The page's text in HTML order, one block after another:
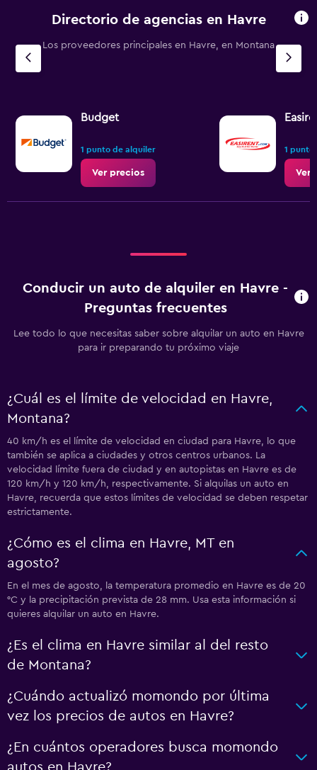
Directorio de agencias en Havre
Los proveedores principales en Havre, en Montana
Budget
1 punto de alquiler
Ver precios
1 punto
Ver
Conducir un auto de alquiler en Havre -
Preguntas frecuentes
Lee todo lo que necesitas saber sobre alquilar un auto en Havre
para ir preparando tu próximo viaje
¿Cuál es el límite de velocidad en Havre,
Montana?
40 km/h es el límite de velocidad en ciudad para Havre, lo que
también se aplica a ciudades y otros centros urbanos. La
velocidad límite fuera de ciudad y en autopistas en Havre es de
120 km/h y 120 km/h, respectivamente. Si alquilas un auto en
Havre, recuerda que estos límites de velocidad se deben respetar
estrictamente.
¿Cómo es el clima en Havre, MT en
agosto?
En el mes de agosto, la temperatura promedio en Havre es de 20
°C y la precipitación prevista de 28 mm. Usa esta información si
quieres alquilar un auto en Havre.
¿Es el clima en Havre similar al del resto
de Montana?
¿Cuándo actualizó momondo por última
vez los precios de autos en Havre?
¿En cuántos operadores busca momondo
autos en Havre?